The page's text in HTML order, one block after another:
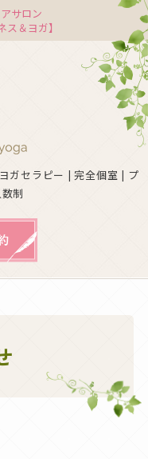
サロン
ス＆ヨガ】
ガセラピー | 完全個室 | プ
制